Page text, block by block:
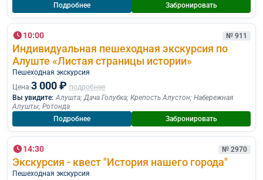
Подробнее
Забронировать
10:00 № 911
Индивидуальная пешеходная экскурсия по
Алуште «Листая страницы истории»
Пешеходная экскурcия
Цена:3 000 ₽ подробнее
Вы увидите: Алушта;Дача Голубка; Крепость Алустон; Набережная
Алушты; Ротонда
Подробнее
Забронировать
14:30 № 2970
Экскурсия - квест "История нашего города"
Пешеходная экскурcия